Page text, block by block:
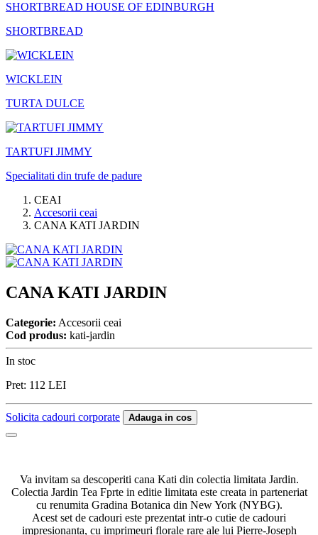
SHORTBREAD HOUSE OF EDINBURGH
SHORTBREAD
WICKLEIN
TURTA DULCE
TARTUFI JIMMY
Specialitati din trufe de padure
CEAI
Accesorii ceai
CANA KATI JARDIN
CANA KATI JARDIN
Categorie: Accesorii ceai
Cod produs: kati-jardin
In stoc
Pret: 112 LEI
Solicita cadouri corporate Adauga in cos
Va invitam sa descoperiti cana Kati din colectia limitata Jardin.
Colectia Jardin Tea Fprte in editie limitata este creata in parteneriat
cu renumita Gradina Botanica din New York (NYBG).
Acest set de cadouri este prezentat intr-o cutie de cadouri
impresionanta, cu imprimeuri florale rare ale lui Pierre-Joseph